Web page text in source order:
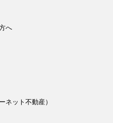
へ
ネット不動産）